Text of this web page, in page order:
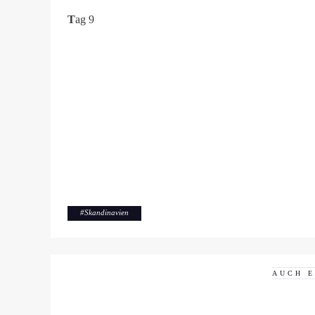
Tag 9
#Skandinavien
AUCH